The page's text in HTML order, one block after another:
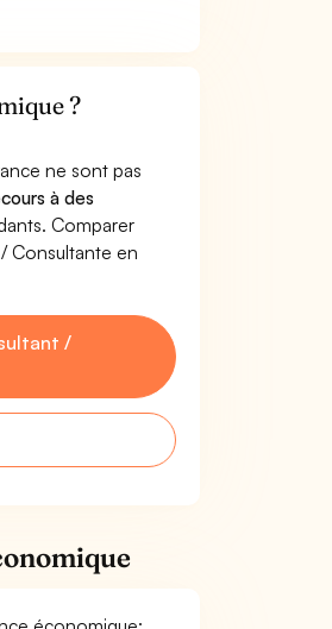
?
ne sont pas
à des
Comparer
Consultante en
/